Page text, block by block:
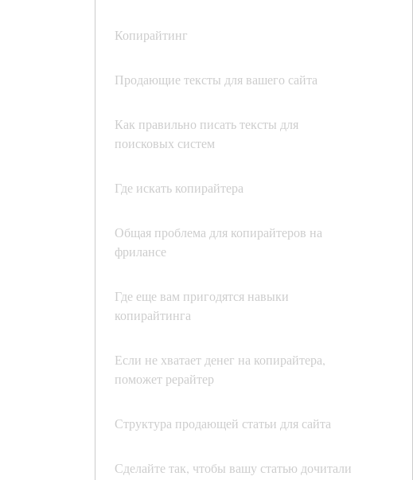
Копирайтинг
Продающие тексты для вашего сайта
Как правильно писать тексты для
поисковых систем
Где искать копирайтера
Общая проблема для копирайтеров на
фрилансе
Где еще вам пригодятся навыки
копирайтинга
Если не хватает денег на копирайтера,
поможет рерайтер
Структура продающей статьи для сайта
Сделайте так, чтобы вашу статью дочитали